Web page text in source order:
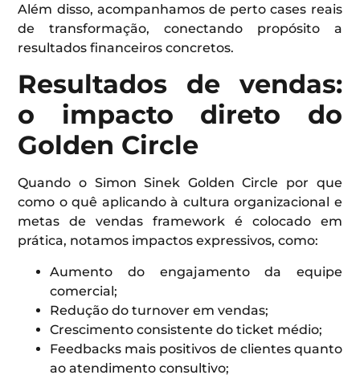
Além disso, acompanhamos de perto cases reais
de transformação, conectando propósito a
resultados financeiros concretos.
Resultados de vendas:
o impacto direto do
Golden Circle
Quando o Simon Sinek Golden Circle por que
como o quê aplicando à cultura organizacional e
metas de vendas framework é colocado em
prática, notamos impactos expressivos, como:
Aumento do engajamento da equipe
comercial;
Redução do turnover em vendas;
Crescimento consistente do ticket médio;
Feedbacks mais positivos de clientes quanto
ao atendimento consultivo;